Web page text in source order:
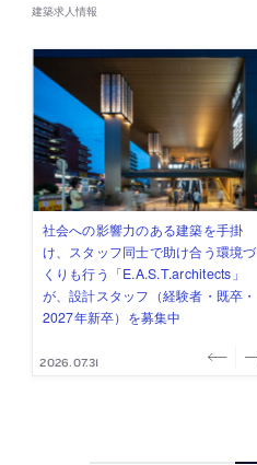
建築求人情報
古民家を軸に全国で“価値循環の仕組
み”を作り、リモートワーク主体の働
き方を実践する「株式会社つぎと」
が、設計スタッフ（経験者・既卒）
を募集中
2026.08.03
リノベる株式会社が、設計パートナ
ー (業務委託) を募集中
2026.08.03
社会への影響力のある建築を手掛
け、スタッフ同士で助け合う環境づ
くりも行う「E.A.S.T.architects」
が、設計スタッフ（経験者・既卒・
2027年新卒）を募集中
2026.07.31
代官山を拠点に活動する「梅澤竜也 /
ALA INC.」が、設計スタッフ・アル
バイト・事務職を募集中
2026.07.30
住宅や共同住宅などを手掛け、“合理
的でシンプルなデザイン”を志向する
「PANDA：山本浩三建築設計事務
所」が、設計スタッフ（経験者・既
卒・2027年新卒）を募集中
2026.07.29